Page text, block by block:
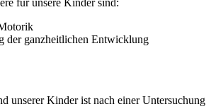
der ganzheitlichen Entwicklung
unserer Kinder ist nach einer Untersuchung